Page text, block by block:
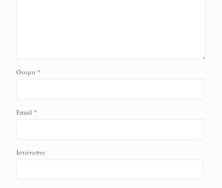
Όνομα *
Email *
Ιστότοπος